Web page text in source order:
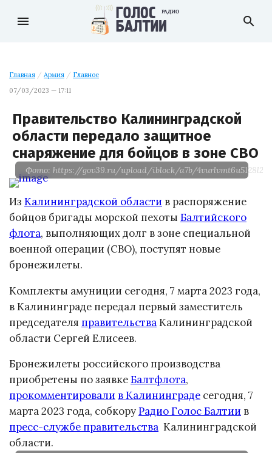
menu search
Главная / Армия / Главное
07/03/2023 — 17:11
Правительство Калининградской
области передало защитное
снаряжение для бойцов в зоне СВО
Фото: https://gov39.ru/upload/iblock/a7b/
Из Калининградской области в распоряжение
бойцов бригады морской пехоты Балтийского
флота, выполняющих долг в зоне специальной
военной операции (СВО), поступят новые
бронежилеты.
Комплекты амуниции сегодня, 7 марта 2023 года,
в Калининграде передал первый заместитель
председателя правительстваКалининградской
области Сергей Елисеев.
Бронежилеты российского производства
приобретены по заявкеБалтфлота,
прокомментировали в Калининграде сегодня, 7
марта 2023 года, собкоруРадио Голос Балтии в
пресс-службе правительства Калининградской
области.